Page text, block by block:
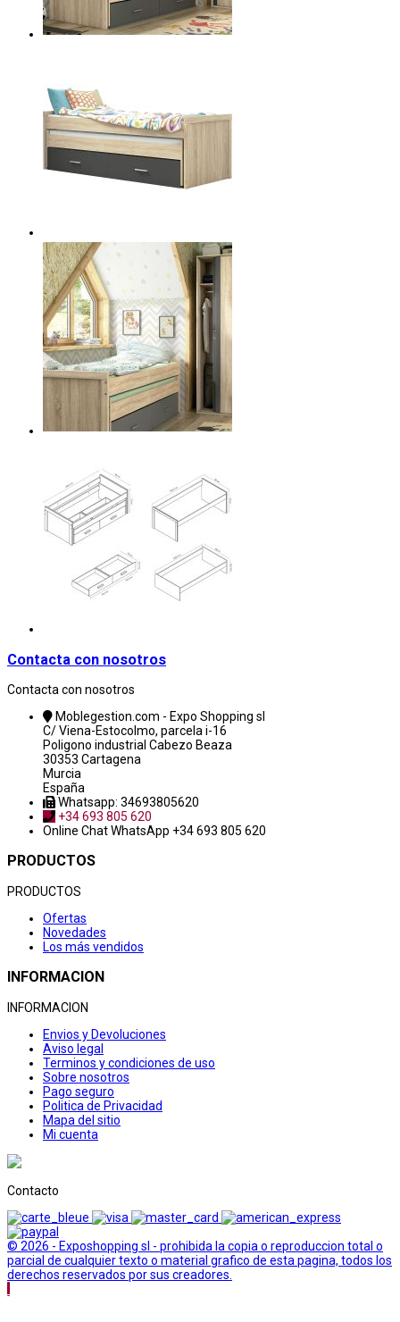
Contacta con nosotros
Contacta con nosotros
Moblegestion.com - Expo Shopping sl
C/ Viena-Estocolmo, parcela i-16
Poligono industrial Cabezo Beaza
30353 Cartagena
Murcia
España
Whatsapp: 34693805620
+34 693 805 620
Online ChatWhatsApp +34 693 805 620
PRODUCTOS
PRODUCTOS
Ofertas
Novedades
Los más vendidos
INFORMACION
INFORMACION
Envios y Devoluciones
Aviso legal
Terminos y condiciones de uso
Sobre nosotros
Pago seguro
Politica de Privacidad
Mapa del sitio
Mi cuenta
Contacto
© 2026 - Exposhopping sl - prohibida la copia o reproduccion total o
parcial de cualquier texto o material grafico de esta pagina, todos los
derechos reservados por sus creadores.